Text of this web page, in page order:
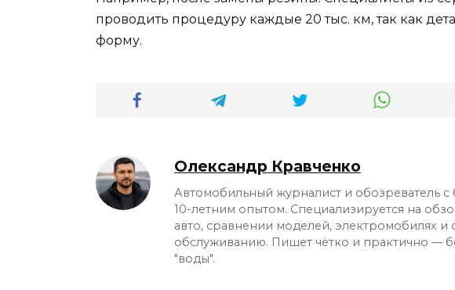
проводить процедуру каждые 20 тыс. км, так как
форму.
Олександр Кравченко
Автомобильный журналист и обозреватель с
10-летним опытом. Специализируется на
авто, сравнении моделей, электромобилях и
обслуживанию. Пишет чётко и практично —
"воды".